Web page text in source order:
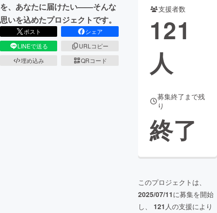
を、あなたに届けたい——そんな
思いを込めたプロジェクトです。
ポスト
シェア
LINEで送る
URLコピー
埋め込み
QRコード
支援者数
121
人
募集終了まで残
り
終了
このプロジェクトは、
2025/07/11に募集を開始
し、 121 人の支援により